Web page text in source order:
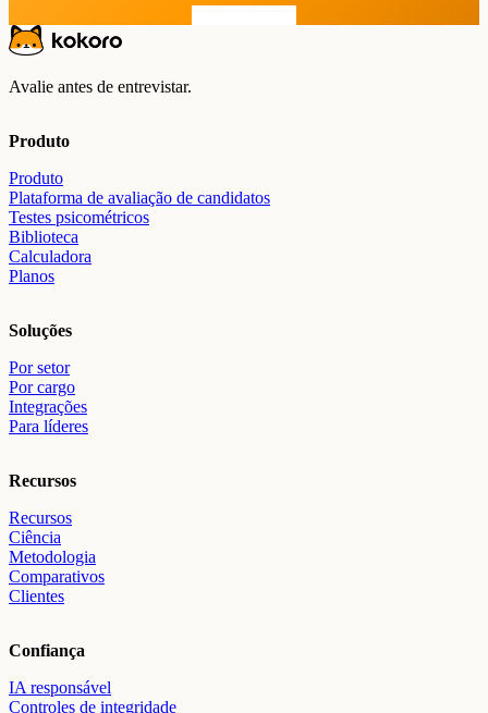
Avalie antes de entrevistar.
Produto
Produto
Plataforma de avaliação de candidatos
Testes psicométricos
Biblioteca
Calculadora
Planos
Soluções
Por setor
Por cargo
Integrações
Para líderes
Recursos
Recursos
Ciência
Metodologia
Comparativos
Clientes
Confiança
IA responsável
Controles de integridade